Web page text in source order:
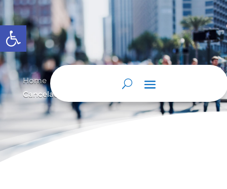
Abrir barra de herramientas
Home 9 Cancelación de Hipoteca
Cancelación de Hipoteca